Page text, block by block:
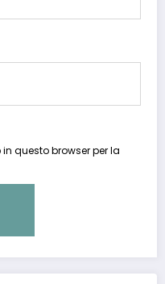
questo browser per la